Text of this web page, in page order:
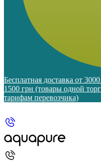
Бесплатная доставка от
1500 грн (товары одной
тарифам перевозчика)